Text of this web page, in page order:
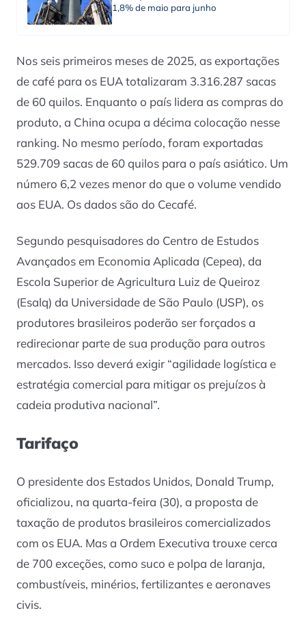
1,8% de maio para junho
Nos seis primeiros meses de 2025, as exportações
de café para os EUA totalizaram 3.316.287 sacas
de 60 quilos. Enquanto o país lidera as compras do
produto, a China ocupa a décima colocação nesse
ranking. No mesmo período, foram exportadas
529.709 sacas de 60 quilos para o país asiático. Um
número 6,2 vezes menor do que o volume vendido
aos EUA. Os dados são do Cecafé.
Segundo pesquisadores do Centro de Estudos
Avançados em Economia Aplicada (Cepea), da
Escola Superior de Agricultura Luiz de Queiroz
(Esalq) da Universidade de São Paulo (USP), os
produtores brasileiros poderão ser forçados a
redirecionar parte de sua produção para outros
mercados. Isso deverá exigir “agilidade logística e
estratégia comercial para mitigar os prejuízos à
cadeia produtiva nacional”.
Tarifaço
O presidente dos Estados Unidos, Donald Trump,
oficializou, na quarta-feira (30), a proposta de
taxação de produtos brasileiros comercializados
com os EUA. Mas a Ordem Executiva trouxe cerca
de 700 exceções, como suco e polpa de laranja,
combustíveis, minérios, fertilizantes e aeronaves
civis.